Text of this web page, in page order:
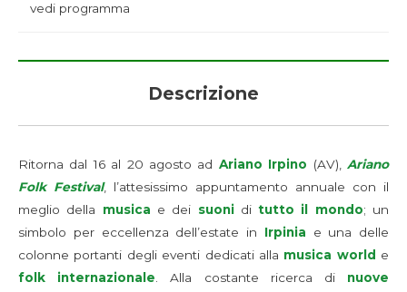
vedi programma
Descrizione
Ritorna dal 16 al 20 agosto ad Ariano Irpino (AV),Ariano
Folk Festival, l’attesissimo appuntamento annuale con il
meglio della musica e dei suoniditutto il mondo; un
simbolo per eccellenza dell’estate in Irpinia e una delle
colonne portanti degli eventi dedicati alla musica world e
folk internazionale. Alla costante ricerca di nuove